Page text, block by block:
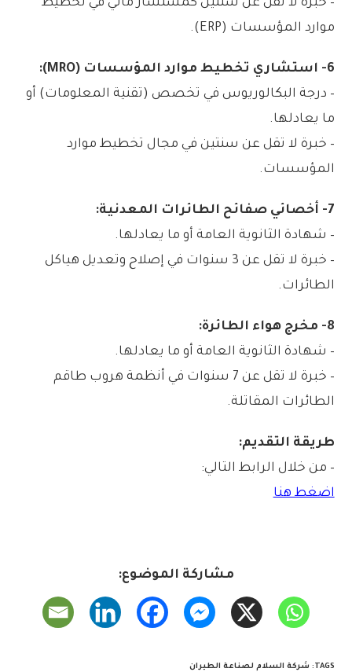
– خبرة لا تقل عن سنتين كمستشار مالي في تخطيط
موارد المؤسسات (ERP).
6- استشاري تخطيط موارد المؤسسات (MRO):
– درجة البكالوريوس في تخصص (تقنية المعلومات) أو
ما يعادلها.
– خبرة لا تقل عن سنتين في مجال تخطيط موارد
المؤسسات.
7- أخصائي صفائح الطائرات المعدنية:
– شهادة الثانوية العامة أو ما يعادلها.
– خبرة لا تقل عن 3 سنوات في إصلاح وتعديل هياكل
الطائرات.
8- مخرج هواء الطائرة:
– شهادة الثانوية العامة أو ما يعادلها.
– خبرة لا تقل عن 7 سنوات في أنظمة هروب طاقم
الطائرات المقاتلة.
طريقة التقديم:
– من خلال الرابط التالي:
اضغط هنا
مشاركة الموضوع:
TAGS
: شركة السلام لصناعة الطيران